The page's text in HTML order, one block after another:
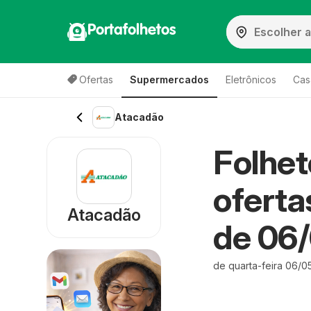
Portafolhetos
Ofertas Supermercados Eletrônicos
Atacadão
de
de quarta-feira 06/
Atacadão